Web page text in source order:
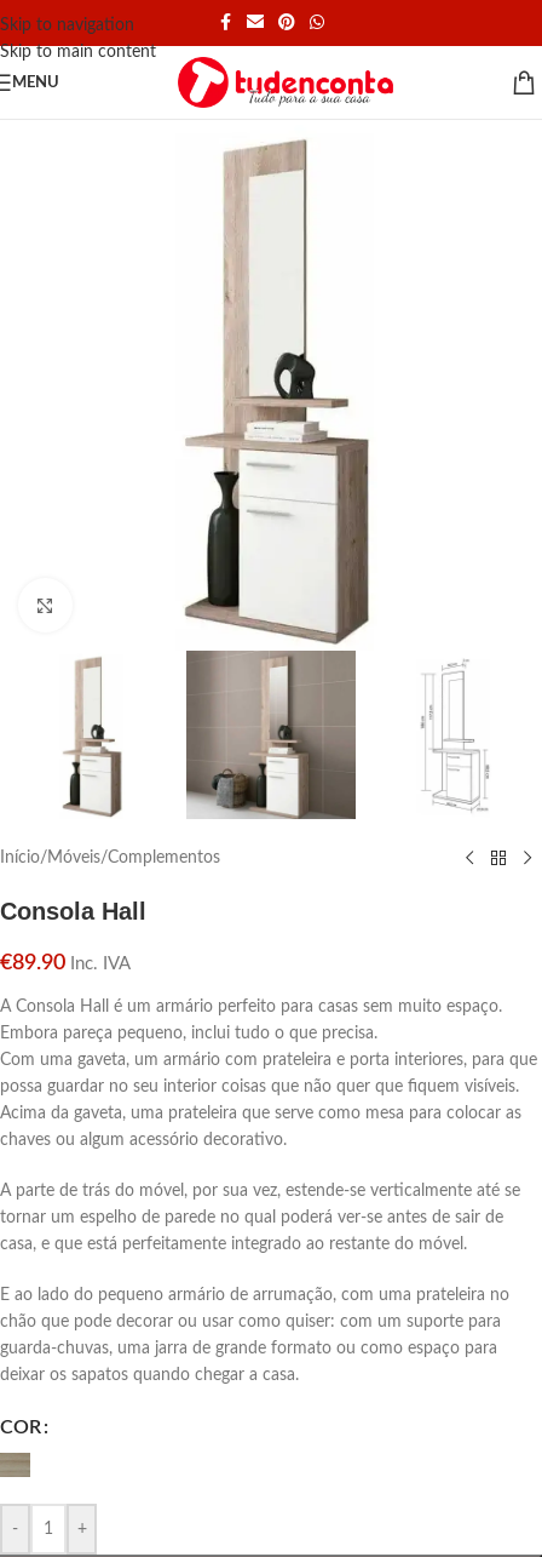
Skip to navigation
Skip to main content
MENU
Click para aumentar
Início/ Móveis/Complementos
Consola Hall
€89.90 Inc. IVA
A Consola Hall é um armário perfeito para casas sem muito espaço.
Embora pareça pequeno, inclui tudo o que precisa.
Com uma gaveta, um armário com prateleira e porta interiores, para que
possa guardar no seu interior coisas que não quer que fiquem visíveis.
Acima da gaveta, uma prateleira que serve como mesa para colocar as
chaves ou algum acessório decorativo.
A parte de trás do móvel, por sua vez, estende-se verticalmente até se
tornar um espelho de parede no qual poderá ver-se antes de sair de
casa, e que está perfeitamente integrado ao restante do móvel.
E ao lado do pequeno armário de arrumação, com uma prateleira no
chão que pode decorar ou usar como quiser: com um suporte para
guarda-chuvas, uma jarra de grande formato ou como espaço para
deixar os sapatos quando chegar a casa.
COR
- +